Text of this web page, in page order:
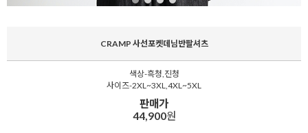
CRAMP 사선포켓데님반팔셔츠
색상-흑청,진청
사이즈-2XL~3XL,4XL~5XL
판매가
44,900원